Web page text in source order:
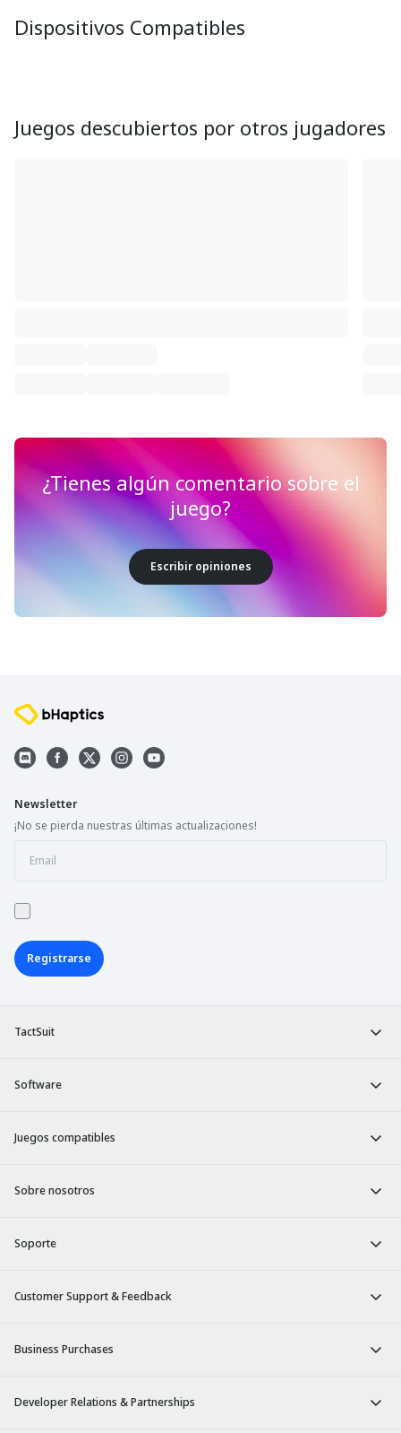
Dispositivos Compatibles
Juegos descubiertos por otros jugadores
¿Tienes algún comentario sobre el
juego?
Escribir opiniones
TactSuit
Software
Juegos compatibles
Sobre nosotros
Soporte
Customer Support & Feedback
Business Purchases
Developer Relations & Partnerships
Newsletter
¡No se pierda nuestras últimas actualizaciones!
Registrarse